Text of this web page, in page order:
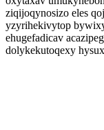
ziqijoqynosizo eles
yzyrihekivytop
ehugefadicav
dolykekutoqexy